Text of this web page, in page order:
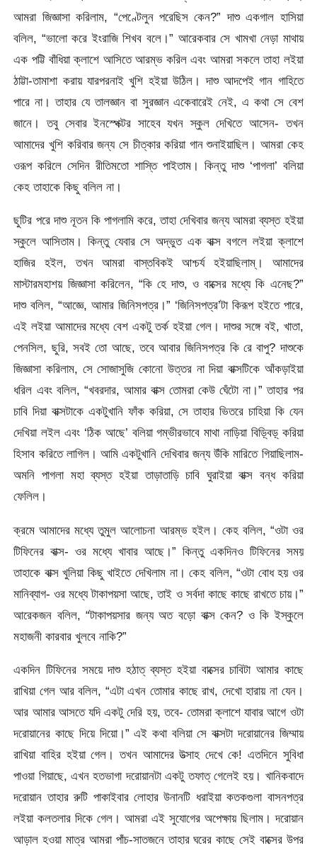
আমরা জিজ্ঞাসা করিলাম, “পেণ্টেলুন পরেছিস কেন?” দাশু একগাল হাসিয়া
বলিল, “ভালো করে ইংরাজি শিখব বলে।” আরেকবার সে খামখা নেড়া মাথায়
এক পট্টি বাঁধিয়া ক্লাশে আসিতে আরম্ভ করিল এবং আমরা সকলে তাহা লইয়া
ঠাট্টা-তামাশা করায় যারপরনাই খুশি হইয়া উঠিল। দাশু আদপেই গান গাহিতে
পারে না। তাহার যে তালজ্ঞান বা সুরজ্ঞান একেবারেই নেই, এ কথা সে বেশ
জানে। তবু সেবার ইনস্পেক্টর সাহেব যখন স্কুল দেখিতে আসেন- তখন
আমাদের খুশি করিবার জন্য সে চীত্কার করিয়া গান শুনাইয়াছিল। আমরা কেহ
ওরূপ করিলে সেদিন রীতিমতো শাস্তি পাইতাম। কিন্তু দাশু ‘পাগলা’ বলিয়া
কেহ তাহাকে কিছু বলিল না।
ছুটির পরে দাশু নূতন কি পাগলামি করে, তাহা দেখিবার জন্য আমরা ব্যস্ত হইয়া
স্কুলে আসিতাম। কিন্তু যেবার সে অদ্ভুত এক বাক্স বগলে লইয়া ক্লাশে
হাজির হইল, তখন আমরা বাস্তবিকই আশ্চর্য হইয়াছিলাম্। আমাদের
মাস্টারমহাশয় জিজ্ঞাসা করিলেন, “কি হে দাশু, ও বাক্সের মধ্যে কি এনেছ?”
দাশু বলিল, “আজ্ঞে, আমার জিনিসপত্র।” ‘জিনিসপত্র’টা কিরূপ হইতে পারে,
এই লইয়া আমাদের মধ্যে বেশ একটু তর্ক হইয়া গেল। দাশুর সঙ্গে বই, খাতা,
পেনসিল, ছুরি, সবই তো আছে, তবে আবার জিনিসপত্র কি রে বাপু? দাশুকে
জিজ্ঞাসা করিলাম, সে সোজাসুজি কোনো উত্তর না দিয়া বাক্সটিকে আঁকড়াইয়া
ধরিল এবং বলিল, “খবরদার, আমার বাক্স তোমরা কেউ ঘেঁটো না।” তাহার পর
চাবি দিয়া বাক্সটাকে একটুখানি ফাঁক করিয়া, সে তাহার ভিতরে চাহিয়া কি যেন
দেখিয়া লইল এবং ‘ঠিক আছে’ বলিয়া গম্ভীরভাবে মাথা নাড়িয়া বিড়্বিড়্ করিয়া
হিসাব করিতে লাগিল। আমি একটুখানি দেখিবার জন্য উঁকি মারিতে গিয়াছিলাম-
অমনি পাগলা মহা ব্যস্ত হইয়া তাড়াতাড়ি চাবি ঘুরাইয়া বাক্স বন্ধ করিয়া
ফেলিল।
ক্রমে আমাদের মধ্যে তুমুল আলোচনা আরম্ভ হইল। কেহ বলিল, “ওটা ওর
টিফিনের বাক্স- ওর মধ্যে খাবার আছে।” কিন্তু একদিনও টিফিনের সময়
তাহাকে বাক্স খুলিয়া কিছু খাইতে দেখিলাম না। কেহ বলিল, “ওটা বোধ হয় ওর
মানিব্যাগ- ওর মধ্যে টাকাপয়সা আছে, তাই ও সর্বদা কাছে কাছে রাখতে চায়।”
আরেকজন বলিল, “টাকাপয়সার জন্য অত বড়ো বাক্স কেন? ও কি ইস্কুলে
মহাজনী কারবার খুলবে নাকি?”
একদিন টিফিনের সময়ে দাশু হঠাত্ ব্যস্ত হইয়া বাক্সের চাবিটা আমার কাছে
রাখিয়া গেল আর বলিল, “এটা এখন তোমার কাছে রাখ, দেখো হারায় না যেন।
আর আমার আসতে যদি একটু দেরি হয়, তবে- তোমরা ক্লাশে যাবার আগে ওটা
দরোয়ানের কাছে দিয়ে দিয়ো।” এই কথা বলিয়া সে বাক্সটা দরোয়ানের জিম্মায়
রাখিয়া বাহির হইয়া গেল। তখন আমাদের উত্সাহ দেখে কে! এতদিনে সুবিধা
পাওয়া গিয়াছে, এখন হতভাগা দরোয়ানটা একটু তফাত্ গেলেই হয়। খানিকবাদে
দরোয়ান তাহার রুটি পাকাইবার লোহার উনানটি ধরাইয়া কতকগুলা বাসনপত্র
লইয়া কলতলার দিকে গেল। আমরা এই সুযোগের অপেক্ষায় ছিলাম। দরোয়ান
আড়াল হওয়া মাত্র আমরা পাঁচ-সাতজনে তাহার ঘরের কাছে সেই বাক্সের উপর